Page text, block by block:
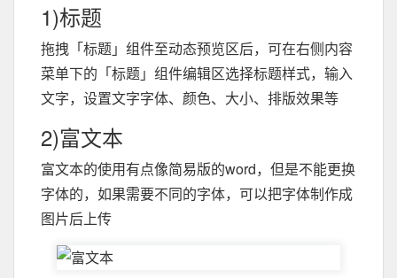
1)标题
拖拽「标题」组件至动态预览区后，可在右侧内容
菜单下的「标题」组件编辑区选择标题样式，输入
文字，设置文字字体、颜色、大小、排版效果等
2)富文本
富文本的使用有点像简易版的word，但是不能更换
字体的，如果需要不同的字体，可以把字体制作成
图片后上传